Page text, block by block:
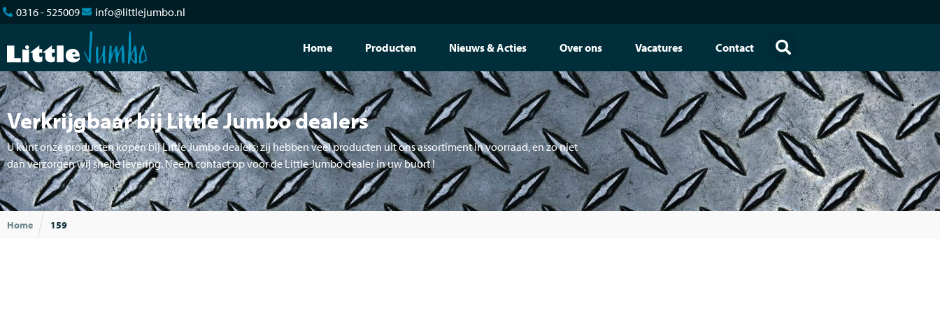
0316 - 525009 info@littlejumbo.nl
Home Producten Nieuws & Acties Over ons Vacatures Contact
Verkrijgbaar bij Little Jumbo dealers
U kunt onze producten kopen bij Little Jumbo dealers; zij hebben veel producten uit ons assortiment in voorraad, en zo niet
dan verzorgen wij snelle levering. Neem contact op voor de Little Jumbo dealer in uw buurt !
Home 159